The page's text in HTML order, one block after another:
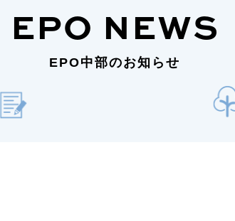
EPO NEWS
EPO中部のお知らせ